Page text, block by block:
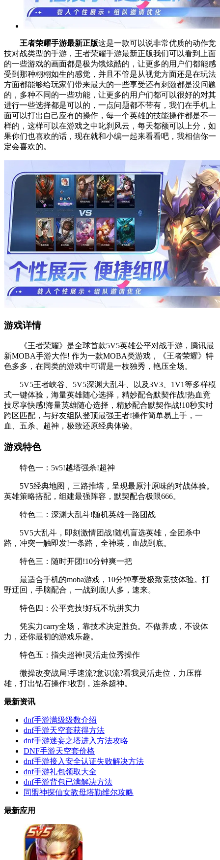
王者荣耀手游最新正版这是一款可以说非常优质的动作竞
技对战类型的手游，王者荣耀手游最新正版我们可以看到上面
的一些游戏的画面都是极为饿炫酷的，让更多的用户们都能感
受到那种栩栩如生的感觉，并且不管是从视觉方面还是在玩法
方面都能够给玩家们带来最大的一些享受还有刺激都是没问题
的，多种不同的一些功能，让更多的用户们都可以很好的对其
进行一些选择都是可以的，一点问题都不带有，我们在手机上
面可以打出自己应有的操作，每一个英雄的技能操作都是不一
样的，这样可以在游戏之中叱刹风云，每天都额可以上分，如
果你们也喜欢的话，现在就和小编一起来看看吧，我相信你一
定会喜欢的。
游戏详情
《王者荣耀》是全球首款5V5英雄公平对战手游，腾讯最
新MOBA手游大作! 作为一款MOBA类游戏，《王者荣耀》特
色多多，在同类的游戏中可谓是一枝独秀，艳压全场。
5V5王者峡谷、5V5深渊大乱斗、以及3V3、1V1等多样模
式一键体验，海量英雄随心选择，精妙配合默契作战!热血竞
技尽享快感!海量英雄随心选择，精妙配合默契作战!10秒实时
跨区匹配，与好友组队登顶最强王者!操作简单易上手，一
血、五杀、超神，极致还原经典体验。
游戏特色
特色一：5v5!越塔强杀!超神
5V5经典地图，三路推塔，呈现最原汁原味的对战体验。
英雄策略搭配，组建最强阵容，默契配合极限666。
特色二：深渊大乱斗!随机英雄一路团战
5V5大乱斗，即刻激情团战!随机盲选英雄，全团杀中
路，冲突一触即发!一条路，全神装，血战到底。
特色三：随时开团!10分钟爽一把
最适合手机的moba游戏，10分钟享受极致竞技体验。打
野迂回，手脑配合，一战到底!人多，速来。
特色四：公平竞技!好玩不坑拼实力
凭实力carry全场，靠技术决定胜负。不做养成，不设体
力，还你最初的游戏乐趣。
特色五：指尖超神!灵活走位秀操作
微操改变战局!手速流?意识流?看我灵活走位，力压群
雄，打出钻石操作!收割，连杀超神。
最新资讯
dnf手游满级级数介绍
dnf手游天空套获得方法
dnf手游迷妄之塔进入方法攻略
DNF手游天空套价格
dnf手游接入安全认证失败解决方法
dnf手游礼包领取大全
dnf手游背包已满解决方法
同盟神探仙女教母塔勒维尔攻略
最新应用